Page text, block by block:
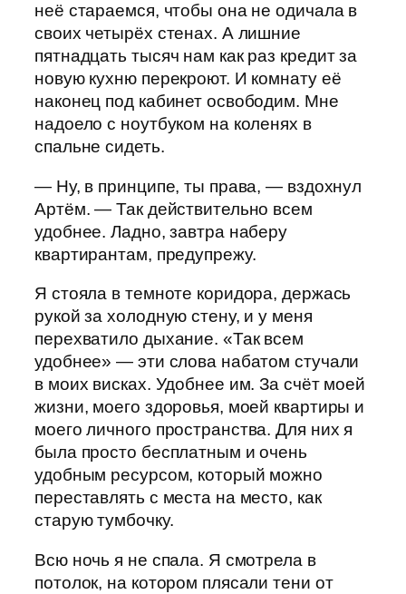
неё стараемся, чтобы она не одичала в
своих четырёх стенах. А лишние
пятнадцать тысяч нам как раз кредит за
новую кухню перекроют. И комнату её
наконец под кабинет освободим. Мне
надоело с ноутбуком на коленях в
спальне сидеть.
— Ну, в принципе, ты права, — вздохнул
Артём. — Так действительно всем
удобнее. Ладно, завтра наберу
квартирантам, предупрежу.
Я стояла в темноте коридора, держась
рукой за холодную стену, и у меня
перехватило дыхание. «Так всем
удобнее» — эти слова набатом стучали
в моих висках. Удобнее им. За счёт моей
жизни, моего здоровья, моей квартиры и
моего личного пространства. Для них я
была просто бесплатным и очень
удобным ресурсом, который можно
переставлять с места на место, как
старую тумбочку.
Всю ночь я не спала. Я смотрела в
потолок, на котором плясали тени от